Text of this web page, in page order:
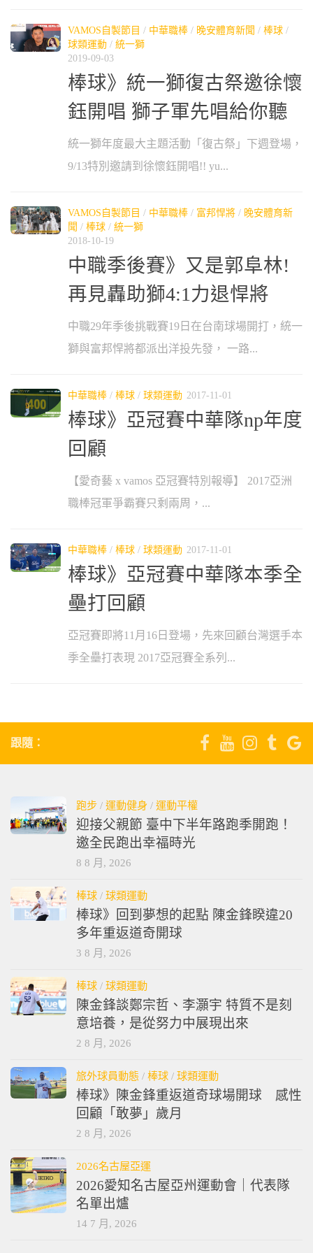
VAMOS自製節目 / 中華職棒 / 晚安體育新聞 / 棒球 /
球類運動 / 統一獅
2019-09-03
棒球》統一獅復古祭邀徐懷
鈺開唱 獅子軍先唱給你聽
統一獅年度最大主題活動「復古祭」下週登場，
9/13特別邀請到徐懷鈺開唱!! yu...
VAMOS自製節目 / 中華職棒 / 富邦悍將 / 晚安體育新
聞 / 棒球 / 統一獅
2018-10-19
中職季後賽》又是郭阜林!
再見轟助獅4:1力退悍將
中職29年季後挑戰賽19日在台南球場開打，統一
獅與富邦悍將都派出洋投先發， 一路...
中華職棒 / 棒球 / 球類運動 2017-11-01
棒球》亞冠賽中華隊np年度
回顧
【愛奇藝 x vamos 亞冠賽特別報導】 2017亞洲
職棒冠軍爭霸賽只剩兩周，...
中華職棒 / 棒球 / 球類運動 2017-11-01
棒球》亞冠賽中華隊本季全
壘打回顧
亞冠賽即將11月16日登場，先來回顧台灣選手本
季全壘打表現 2017亞冠賽全系列...
跟隨：
跑步 / 運動健身 / 運動平權
迎接父親節 臺中下半年路跑季開跑！
邀全民跑出幸福時光
8 8 月, 2026
棒球 / 球類運動
棒球》回到夢想的起點 陳金鋒睽違20
多年重返道奇開球
3 8 月, 2026
棒球 / 球類運動
陳金鋒談鄭宗哲、李灝宇 特質不是刻
意培養，是從努力中展現出來
2 8 月, 2026
旅外球員動態 / 棒球 / 球類運動
棒球》陳金鋒重返道奇球場開球 感性
回顧「敢夢」歲月
2 8 月, 2026
2026名古屋亞運
2026愛知名古屋亞州運動會｜代表隊
名單出爐
14 7 月, 2026